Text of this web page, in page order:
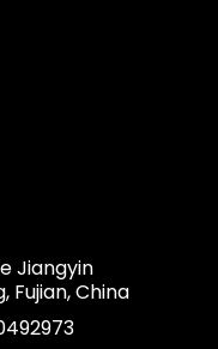
Jiangyin
Fujian, China